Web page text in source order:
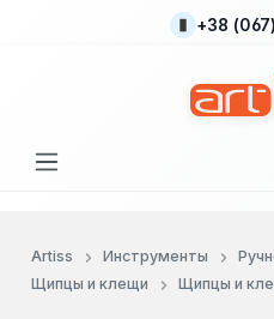
Перейти к основному
+38
Artiss Инструменты
Щипцы и клещи
Щипцы и